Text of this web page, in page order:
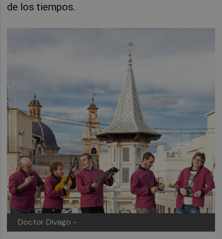
de los tiempos.
Doctor Divago -